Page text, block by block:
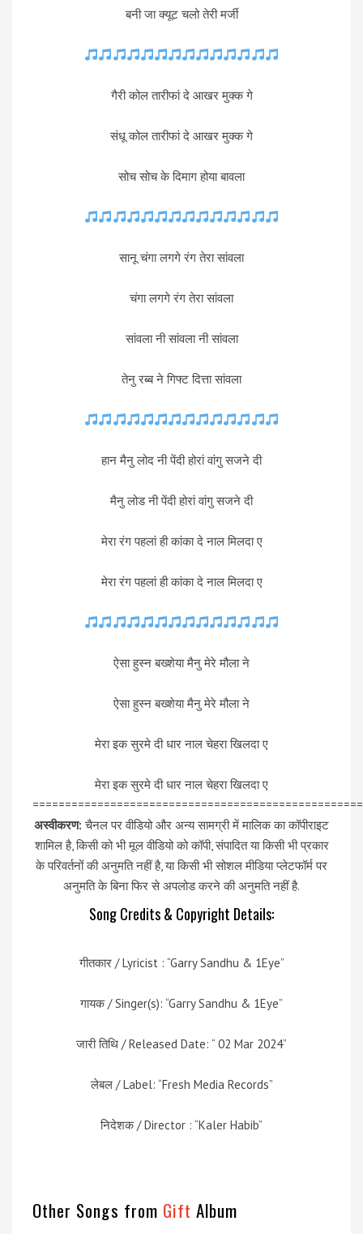
बनी जा क्यूट चलो तेरी मर्जी
गैरी कोल तारीफां दे आखर मुक्क गे
संधू कोल तारीफां दे आखर मुक्क गे
सोच सोच के दिमाग होया बावला
सानू चंगा लगगे रंग तेरा सांवला
चंगा लगगे रंग तेरा सांवला
सांवला नी सांवला नी सांवला
तेनु रब्ब ने गिफ्ट दित्ता सांवला
हान मैनु लोद नी पेंदी होरां वांगु सजने दी
मैनु लोड नी पेंदी होरां वांगु सजने दी
मेरा रंग पहलां ही कांका दे नाल मिलदा ए
मेरा रंग पहलां ही कांका दे नाल मिलदा ए
ऐसा हुस्न बख्शेया मैनु मेरे मौला ने
ऐसा हुस्न बख्शेया मैनु मेरे मौला ने
मेरा इक सुरमे दी धार नाल चेहरा खिलदा ए
मेरा इक सुरमे दी धार नाल चेहरा खिलदा ए
अस्वीकरण: चैनल पर वीडियो और अन्य सामग्री में मालिक का कॉपीराइट
शामिल है, किसी को भी मूल वीडियो को कॉपी, संपादित या किसी भी प्रकार
के परिवर्तनों की अनुमति नहीं है, या किसी भी सोशल मीडिया प्लेटफॉर्म पर
अनुमति के बिना फिर से अपलोड करने की अनुमति नहीं है.
Song Credits & Copyright Details:
गीतकार / Lyricist : “Garry Sandhu & 1Eye”
गायक / Singer(s): “Garry Sandhu & 1Eye”
जारी तिथि / Released Date: “ 02 Mar 2024”
लेबल / Label: “Fresh Media Records”
निदेशक / Director : “Kaler Habib”
Other Songs from Gift Album